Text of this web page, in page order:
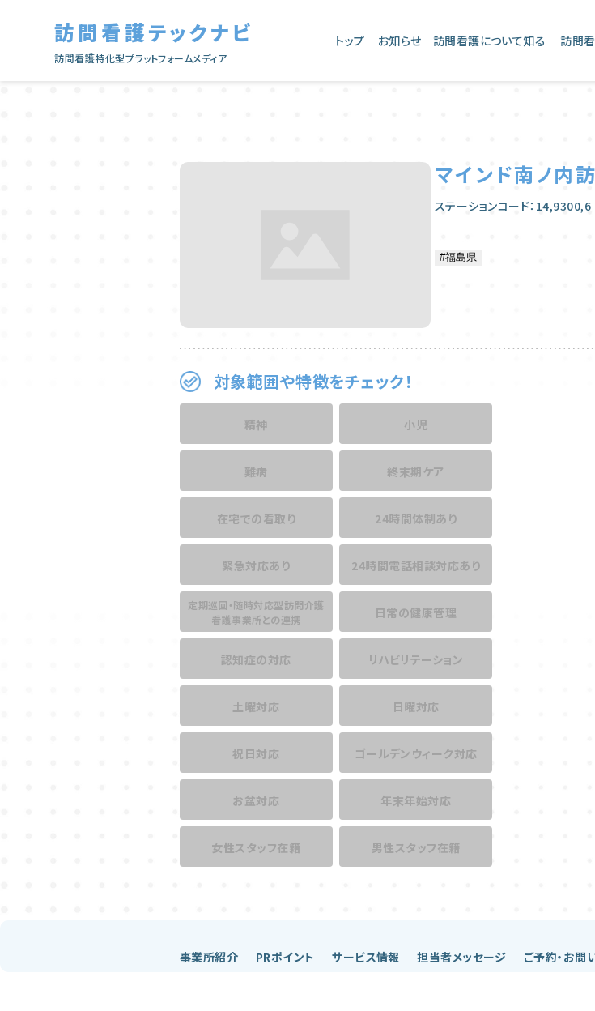
訪問看護テックナビ
訪問看護特化型プラットフォームメディア
トップ お知らせ 訪問看護について知る 訪問
マインド南ノ内
ステーションコード：14,9300,6
対象範囲や特徴をチェック！
精神 小児
難病 終末期ケア
在宅での看取り 24時間体制あり
緊急対応あり 24時間電話相談対応あり
定期巡回・随時対応型訪問介護
看護事業所との連携
日常の健康管理
認知症の対応 リハビリテーション
土曜対応 日曜対応
祝日対応 ゴールデンウィーク対応
お盆対応 年末年始対応
女性スタッフ在籍 男性スタッフ在籍
事業所紹介 PRポイント サービス情報 担当者メッセージ ご予約・お問